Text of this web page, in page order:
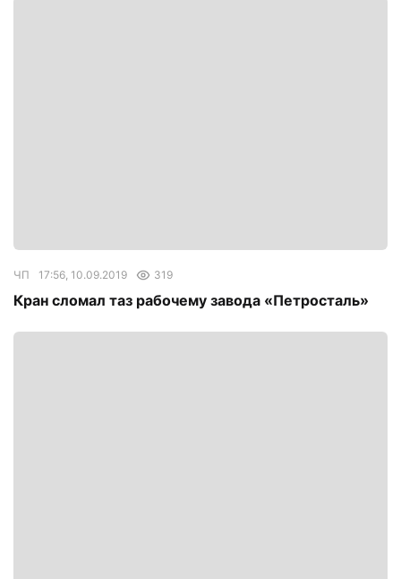
ЧП 17:56, 10.09.2019 319
Кран сломал таз рабочему завода «Петросталь»